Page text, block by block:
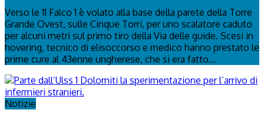
Verso le 11 Falco 1 è volato alla base della parete della Torre
Grande Ovest, sulle Cinque Torri, per uno scalatore caduto
per alcuni metri sul primo tiro della Via delle guide. Scesi in
hovering, tecnico di elisoccorso e medico hanno prestato le
prime cure al 43enne ungherese, che si era fatto...
Notizie